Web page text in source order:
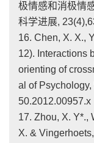
极情感和消极情
科学进展,
16. Chen, X. X.,
12). Interactions
orienting of
al of
50.2012.00957.x
17. Zhou, X. Y*.,
X. &